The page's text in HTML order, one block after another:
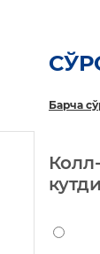
Барча